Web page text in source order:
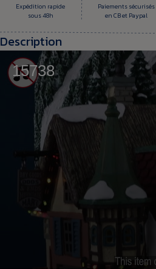
Expédition rapide
sous 48h
Paiements sécurisés
en CB et Paypal
Description